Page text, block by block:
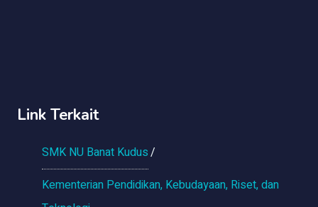
Link Terkait
SMK NU Banat Kudus
Kementerian Pendidikan, Kebudayaan, Riset, dan